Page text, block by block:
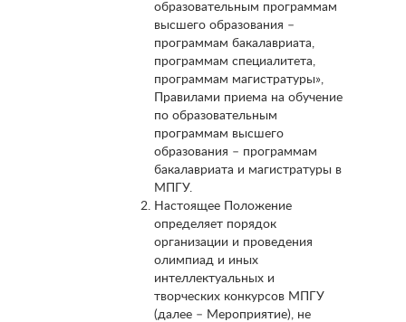
образовательным программам
высшего образования –
программам бакалавриата,
программам специалитета,
программам магистратуры»,
Правилами приема на обучение
по образовательным
программам высшего
образования – программам
бакалавриата и магистратуры в
МПГУ.
Настоящее Положение
определяет порядок
организации и проведения
олимпиад и иных
интеллектуальных и
творческих конкурсов МПГУ
(далее – Мероприятие), не